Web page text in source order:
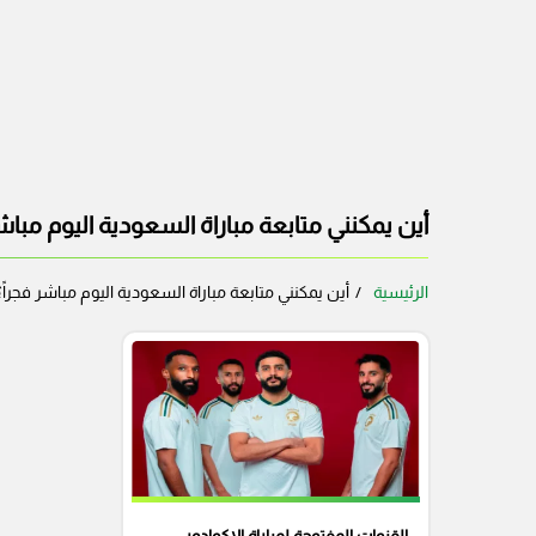
أين يمكنني متابعة مباراة السعودية اليوم
الرئيسية أين يمكنني متابعة مباراة السعودية اليوم مباشر